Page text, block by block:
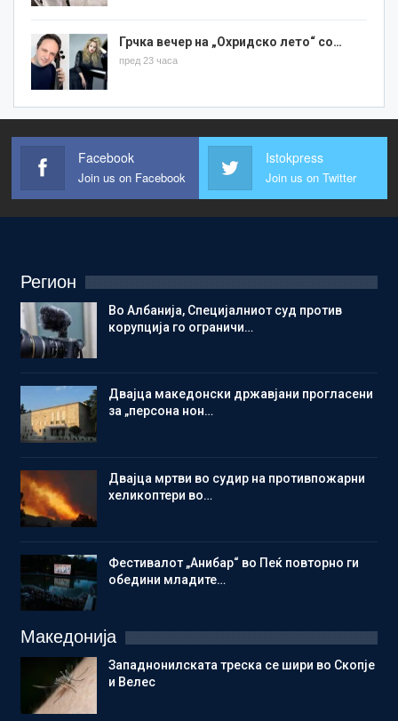
Грчка вечер на „Охридско лето“ со…
пред 23 часа
Facebook
Join us on Facebook
Istokpress
Join us on Twitter
Регион
Во Албанија, Специјалниот суд против
корупција го ограничи…
Двајца македонски државјани прогласени
за „персона нон…
Двајца мртви во судир на противпожарни
хеликоптери во…
Фестивалот „Анибар“ во Пеќ повторно ги
обедини младите…
Македонија
Западнонилската треска се шири во Скопје
и Велес